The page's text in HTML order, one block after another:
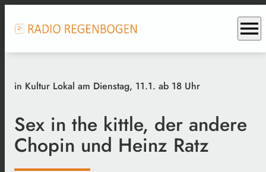
menu
in Kultur Lokal am Dienstag, 11.1. ab 18 Uhr
Sex in the kittle, der andere
Chopin und Heinz Ratz